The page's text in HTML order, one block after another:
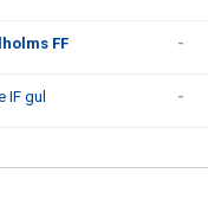
FF -
IF gul -